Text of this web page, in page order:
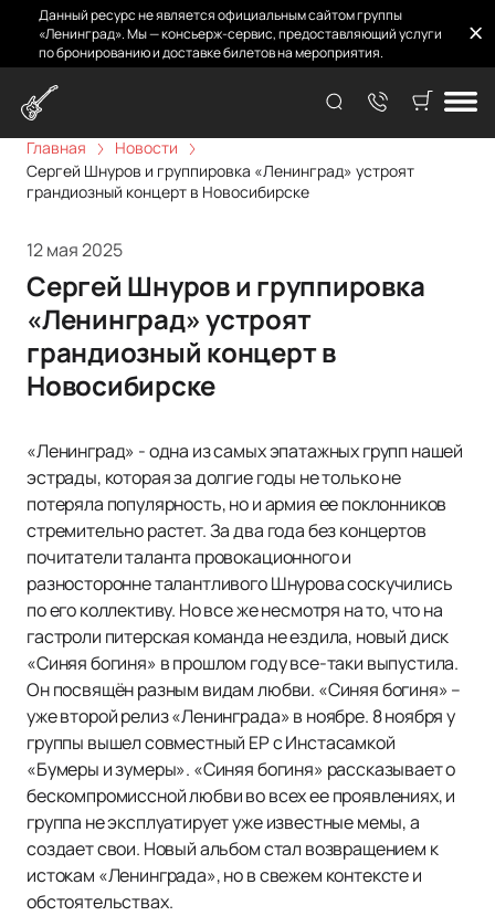
Данный ресурс не является официальным сайтом группы
«Ленинград». Мы — консьерж-сервис, предоставляющий услуги
по бронированию и доставке билетов на мероприятия.
Главная
Новости
Сергей Шнуров и группировка «Ленинград» устроят
грандиозный концерт в Новосибирске
12 мая 2025
Сергей Шнуров и группировка
«Ленинград» устроят
грандиозный концерт в
Новосибирске
«Ленинград» - одна из самых эпатажных групп нашей
эстрады, которая за долгие годы не только не
потеряла популярность, но и армия ее поклонников
стремительно растет. За два года без концертов
почитатели таланта провокационного и
разносторонне талантливого Шнурова соскучились
по его коллективу. Но все же несмотря на то, что на
гастроли питерская команда не ездила, новый диск
«Синяя богиня» в прошлом году все-таки выпустила.
Он посвящён разным видам любви. «Синяя богиня» –
уже второй релиз «Ленинграда» в ноябре. 8 ноября у
группы вышел совместный EP с Инстасамкой
«Бумеры и зумеры». «Синяя богиня» рассказывает о
бескомпромиссной любви во всех ее проявлениях, и
группа не эксплуатирует уже известные мемы, а
создает свои. Новый альбом стал возвращением к
истокам «Ленинграда», но в свежем контексте и
обстоятельствах.